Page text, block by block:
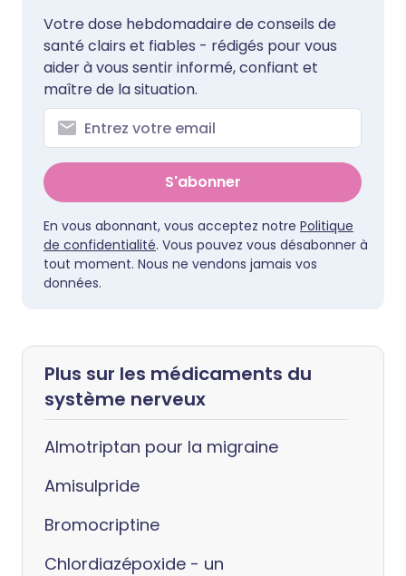
Votre dose hebdomadaire de conseils de
santé clairs et fiables - rédigés pour vous
aider à vous sentir informé, confiant et
maître de la situation.
S'abonner
En vous abonnant, vous acceptez notre Politique
de confidentialité. Vous pouvez vous désabonner à
tout moment. Nous ne vendons jamais vos
données.
Plus sur les médicaments du
système nerveux
Almotriptan pour la migraine
Amisulpride
Bromocriptine
Chlordiazépoxide - un